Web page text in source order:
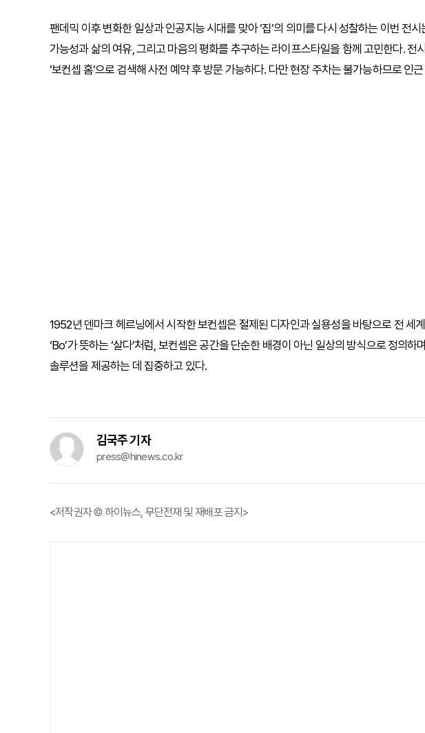
팬데믹 이후 변화한 일상과 인공지능 시대를 맞아 ‘집’의 의미를 다시 성찰하는 이번 전
가능성과 삶의 여유, 그리고 마음의 평화를 추구하는 라이프스타일을 함께 고민한다. 전
‘보컨셉 홈’으로 검색해 사전 예약 후 방문 가능하다. 다만 현장 주차는 불가능하므로 인
1952년 덴마크 헤르닝에서 시작한 보컨셉은 절제된 디자인과 실용성을 바탕으로 전 세
‘Bo’가 뜻하는 ‘살다’처럼, 보컨셉은 공간을 단순한 배경이 아닌 일상의 방식으로 정의
솔루션을 제공하는 데 집중하고 있다.
김국주 기자
press@hinews.co.kr
<저작권자 © 하이뉴스, 무단전재 및 재배포 금지>